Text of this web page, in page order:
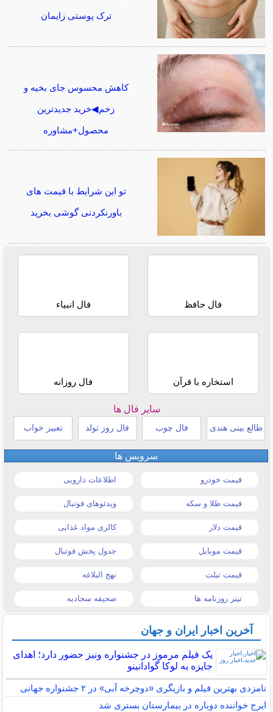
ترک پوستی زایمان
کاهش محسوس جای بخیه و
زخم◀خرید جدیدترین
محصول+مشاوره
تو این شرایط با قیمت های
باورنکردنی گوشی بخرید
فال حافظ فال انبیاء
استخاره با قرآن فال روزانه
سایر فال ها
طالع بینی هندی فال چوب فال روز تولد تعبیر خواب
سرویس ها
قیمت خودرو اطلاعات دارویی
قیمت طلا و سکه ویدئوهای فوتبال
قیمت دلار کالری مواد غذایی
قیمت موبایل جدول پخش فوتبال
قیمت تبلت نهج البلاغه
تیتر روزنامه ها صحیفه سجادیه
آخرین اخبار ایران و جهان
یک فیلم مرموز در جشنواره ونیز حضور دارد؛ اهدای
جایزه به لوکا گوادانینو
نامزدی بهترین فیلم و بازیگری «دوچرخه آبی» در ۲ جشنواره جهانی
ایرج خواننده دوباره در بیمارستان بستری شد